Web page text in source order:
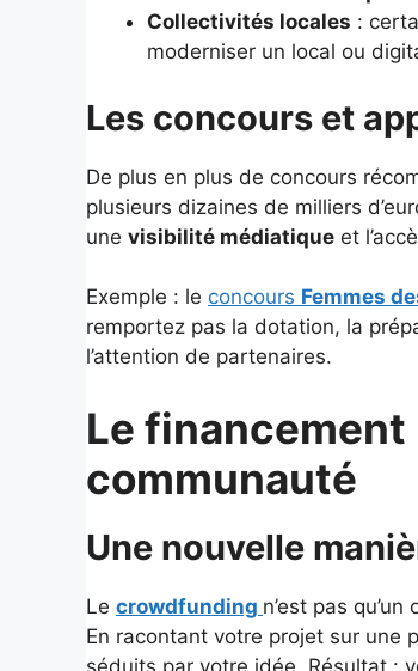
Collectivités locales :
moderniser un local ou
Les concours et
De plus en plus de concours
plusieurs dizaines de milliers
une visibilité médiatique et
Exemple : le concours Femmes
remportez pas la dotation, la
l’attention de partenaires.
Le
communauté
Une nouvelle
Le crowdfunding n’est pas
En racontant votre projet sur une
séduits par votre idée. Résultat :